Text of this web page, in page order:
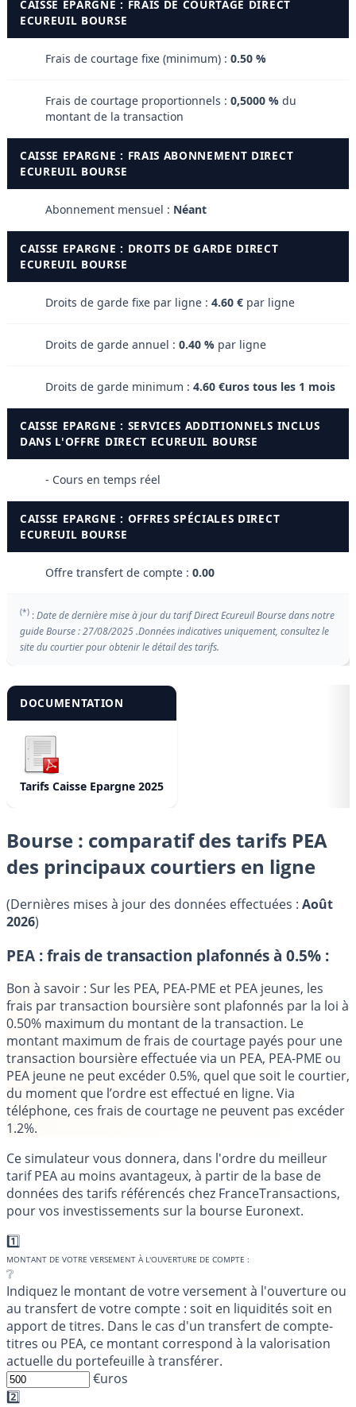
CAISSE EPARGNE : FRAIS DE COURTAGE DIRECT
ECUREUIL BOURSE
Frais de courtage fixe (minimum) : 0.50 %
Frais de courtage proportionnels : 0,5000 % du
montant de la transaction
CAISSE EPARGNE : FRAIS ABONNEMENT DIRECT
ECUREUIL BOURSE
Abonnement mensuel : Néant
CAISSE EPARGNE : DROITS DE GARDE DIRECT
ECUREUIL BOURSE
Droits de garde fixe par ligne : 4.60 € par ligne
Droits de garde annuel : 0.40 % par ligne
Droits de garde minimum : 4.60 €uros tous les 1 mois
CAISSE EPARGNE : SERVICES ADDITIONNELS INCLUS
DANS L'OFFRE DIRECT ECUREUIL BOURSE
- Cours en temps réel
CAISSE EPARGNE : OFFRES SPÉCIALES DIRECT
ECUREUIL BOURSE
Offre transfert de compte : 0.00
(*) :Date de dernière mise à jour du tarif Direct Ecureuil Bourse dans notre
guide Bourse : 27/08/2025 .Données indicatives uniquement, consultez le
site du courtier pour obtenir le détail des tarifs.
DOCUMENTATION
Tarifs Caisse Epargne 2025
Bourse : comparatif des tarifs PEA
des principaux courtiers en ligne
(Dernières mises à jour des données effectuées : Août
2026)
PEA : frais de transaction plafonnés à 0.5% :
Bon à savoir : Sur les PEA, PEA-PME et PEA jeunes, les
frais par transaction boursière sont plafonnés par la loi à
0.50% maximum du montant de la transaction. Le
montant maximum de frais de courtage payés pour une
transaction boursière effectuée via un PEA, PEA-PME ou
PEA jeune ne peut excéder 0.5%, quel que soit le courtier,
du moment que l’ordre est effectué en ligne. Via
téléphone, ces frais de courtage ne peuvent pas excéder
1.2%.
Ce simulateur vous donnera, dans l'ordre du meilleur
tarif PEA au moins avantageux, à partir de la base de
données des tarifs référencés chez FranceTransactions,
pour vos investissements sur la bourse Euronext.
1️⃣
MONTANT DE VOTRE VERSEMENT À L'OUVERTURE DE COMPTE :
❔
Indiquez le montant de votre versement à l'ouverture ou
au transfert de votre compte : soit en liquidités soit en
apport de titres. Dans le cas d'un transfert de compte-
titres ou PEA, ce montant correspond à la valorisation
actuelle du portefeuille à transférer.
€uros
2️⃣